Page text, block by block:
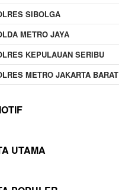
SIBOLGA
METRO JAYA
KEPULAUAN SERIBU
METRO JAKARTA BARAT
UTAMA